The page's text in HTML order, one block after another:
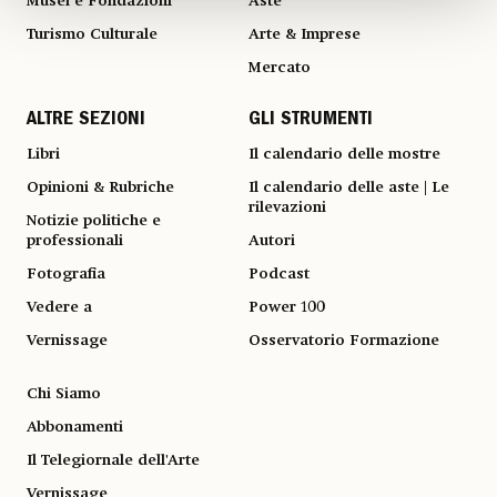
Turismo Culturale Arte & Imprese
Mercato
ALTRE SEZIONI
Libri
Opinioni & Rubriche
Notizie politiche e
professionali
Fotografia
Vedere a
Vernissage
GLI STRUMENTI
Il calendario delle mostre
Il calendario delle aste | Le
rilevazioni
Autori
Podcast
Power 100
Osservatorio Formazione
Chi Siamo
Abbonamenti
Il Telegiornale dell'Arte